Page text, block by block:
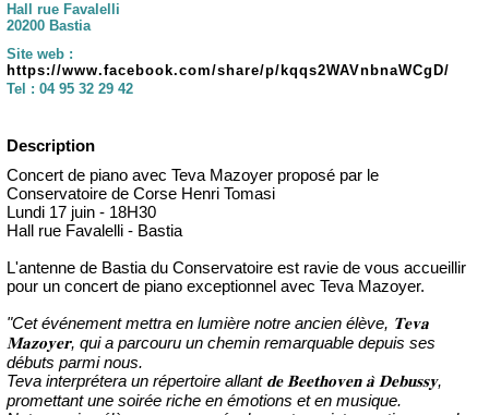
Hall rue Favalelli
20200 Bastia
Site web :
https://www.facebook.com/share/p/kqqs2WAVnbnaWCgD/
Tel : 04 95 32 29 42
Description
Concert de piano avec Teva Mazoyer proposé par le
Conservatoire de Corse Henri Tomasi
Lundi 17 juin - 18H30
Hall rue Favalelli - Bastia
L'antenne de Bastia du Conservatoire est ravie de vous accueillir
pour un concert de piano exceptionnel avec Teva Mazoyer.
"Cet événement mettra en lumière notre ancien élève, 𝐓𝐞𝐯𝐚
𝐌𝐚𝐳𝐨𝐲𝐞𝐫, qui a parcouru un chemin remarquable depuis ses
débuts parmi nous.
Teva interprétera un répertoire allant 𝐝𝐞 𝐁𝐞𝐞𝐭𝐡𝐨𝐯𝐞𝐧 𝐚̀ 𝐃𝐞𝐛𝐮𝐬𝐬𝐲,
promettant une soirée riche en émotions et en musique.